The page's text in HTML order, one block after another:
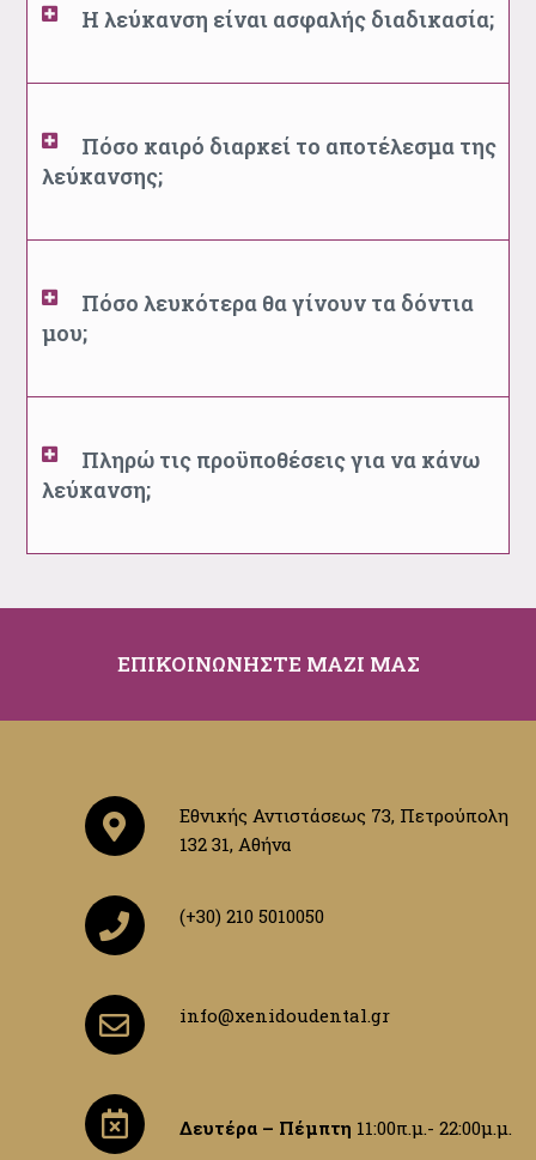
Η λεύκανση είναι ασφαλής διαδικασία;
Πόσο καιρό διαρκεί το αποτέλεσμα της
λεύκανσης;
Πόσο λευκότερα θα γίνουν τα δόντια
μου;
Πληρώ τις προϋποθέσεις για να κάνω
λεύκανση;
ΕΠΙΚΟΙΝΩΝΗΣΤΕ ΜΑΖΙ ΜΑΣ
Εθνικής Αντιστάσεως 73, Πετρούπολη
132 31, Αθήνα
(+30) 210 5010050
info@xenidoudental.gr
Δευτέρα – Πέμπτη 11:00π.μ.- 22:00μ.μ.